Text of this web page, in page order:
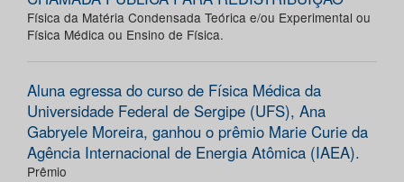
Física da Matéria Condensada Teórica e/ou Experimental ou
Física Médica ou Ensino de Física.
Aluna egressa do curso de Física Médica da
Universidade Federal de Sergipe (UFS), Ana
Gabryele Moreira, ganhou o prêmio Marie Curie da
Agência Internacional de Energia Atômica (IAEA).
Prêmio